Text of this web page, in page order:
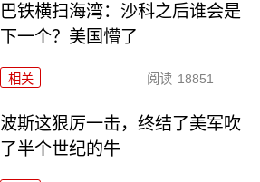
巴铁横扫海湾：沙科之后谁会是
下一个？美国懵了
相关 阅读 18851
波斯这狠厉一击，终结了美军吹
了半个世纪的牛